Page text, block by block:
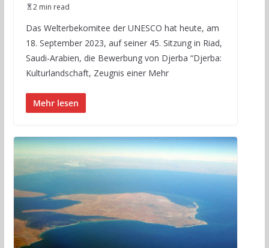
2 min read
Das Welterbekomitee der UNESCO hat heute, am
18. September 2023, auf seiner 45. Sitzung in Riad,
Saudi-Arabien, die Bewerbung von Djerba “Djerba:
Kulturlandschaft, Zeugnis einer Mehr
Mehr lesen